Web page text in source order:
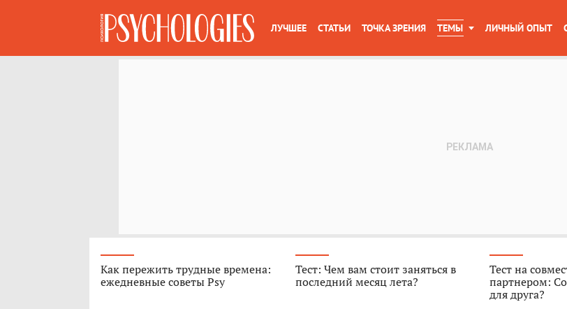
ЛУЧШЕЕ СТАТЬИ ТОЧКА ЗРЕНИЯ ТЕМЫ ЛИЧНЫЙ ОПЫТ
Как пережить трудные времена:
ежедневные советы Psy
Тест: Чем вам стоит заняться в
последний месяц лета?
Тест на
партнером:
для друга?